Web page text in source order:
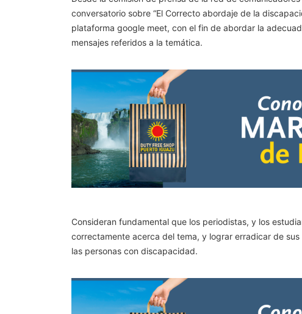
conversatorio sobre “El Correcto abordaje de la
plataforma google meet, con el fin de abordar la
mensajes referidos a la temática.
Consideran fundamental que los periodistas, y los
correctamente acerca del tema, y lograr erradicar de
las personas con discapacidad.